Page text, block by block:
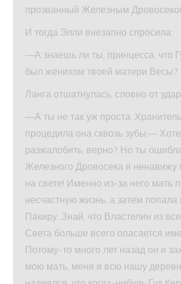
прозванный Железным
И тогда Элли внезапно спросила:
—А знаешь ли ты, принцесса, что
был женихом твоей матери Весы?
Ланга отшатнулась, словно от
—А ты не так уж проста,
процедила она сквозь зубы.—
разжалобить, верно? Но ты
Железного Дровосека я ненавижу
на свете! Именно из-за него мать
несчастную жизнь, а затем попала
Пакиру. Знай, что Властелин из
Света больше всего опасается
Потому-то много лет назад он и
мою мать, меня и всю нашу